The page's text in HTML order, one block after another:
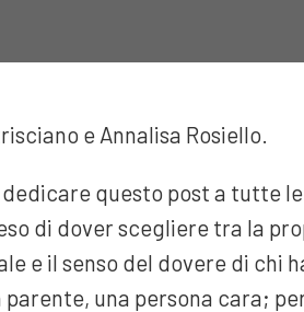
e Annalisa Rosiello.
questo post a tutte
di dover scegliere tra la
e il senso del dovere di chi
parente, una persona cara;